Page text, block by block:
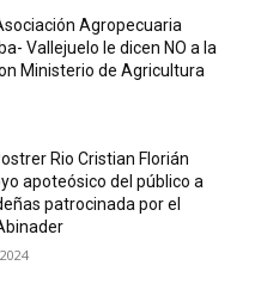
Agropecuaria
Vallejuelo le dicen NO a la
Ministerio de Agricultura
Rio Cristian Florián
apoteósico del público a
patrocinada por el